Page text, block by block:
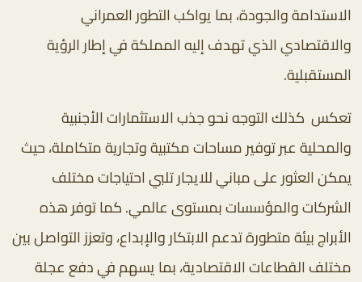
الاستدامة والجودة، بما يواكب التطور العمراني
والاقتصادي الذي تهدف إليه المملكة في إطار الرؤية
المستقبلية.
تعكس كذلك التوجه نحو جذب الاستثمارات الأجنبية
والمحلية عبر توفير مساحات مكتبية وتجارية متكاملة، حيث
يمكن العثور على مباني للايجار تلبي احتياجات مختلف
الشركات والمؤسسات بمستوى عالمي. كما توفر هذه
الأبراج بيئة متطورة تدعم الابتكار والإبداع، وتعزز التواصل بين
مختلف القطاعات الاقتصادية، بما يسهم في دفع عجلة